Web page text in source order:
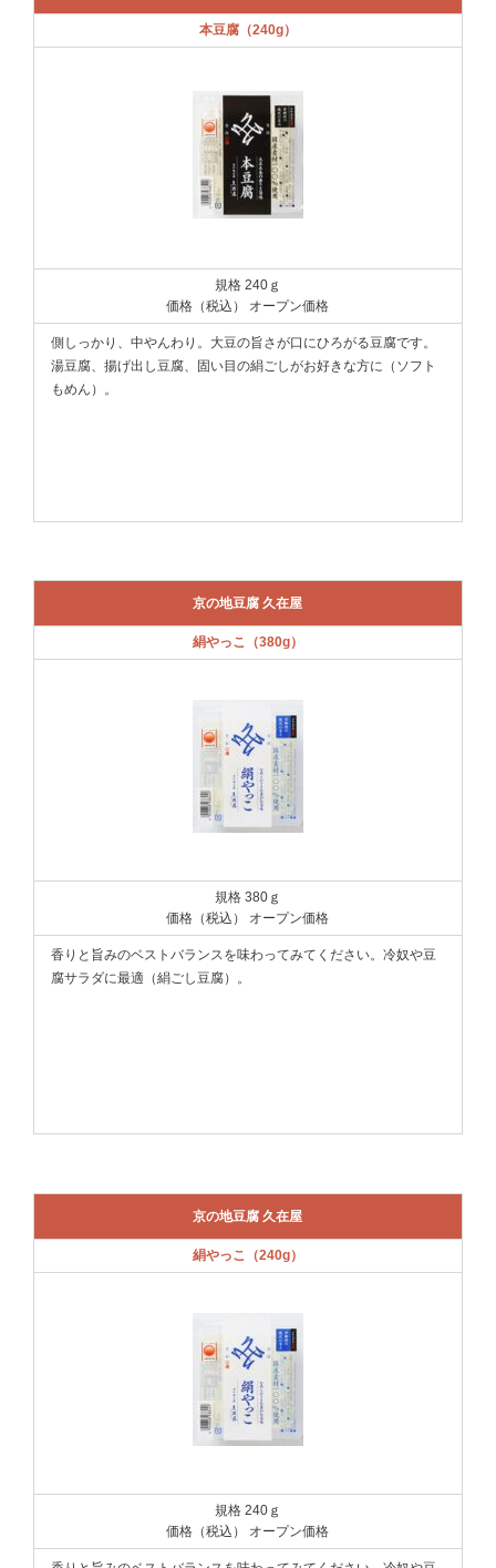
本豆腐（240g）
規格 240ｇ
価格（税込） オープン価格
側しっかり、中やんわり。大豆の旨さが口にひろがる豆腐です。
湯豆腐、揚げ出し豆腐、固い目の絹ごしがお好きな方に（ソフト
もめん）。
京の地豆腐 久在屋
絹やっこ（380g）
規格 380ｇ
価格（税込） オープン価格
香りと旨みのベストバランスを味わってみてください。冷奴や豆
腐サラダに最適（絹ごし豆腐）。
京の地豆腐 久在屋
絹やっこ（240g）
規格 240ｇ
価格（税込） オープン価格